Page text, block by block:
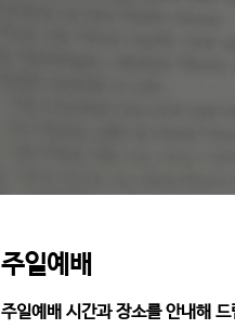
주일예배
주일예배 시간과 장소를 안내해 드